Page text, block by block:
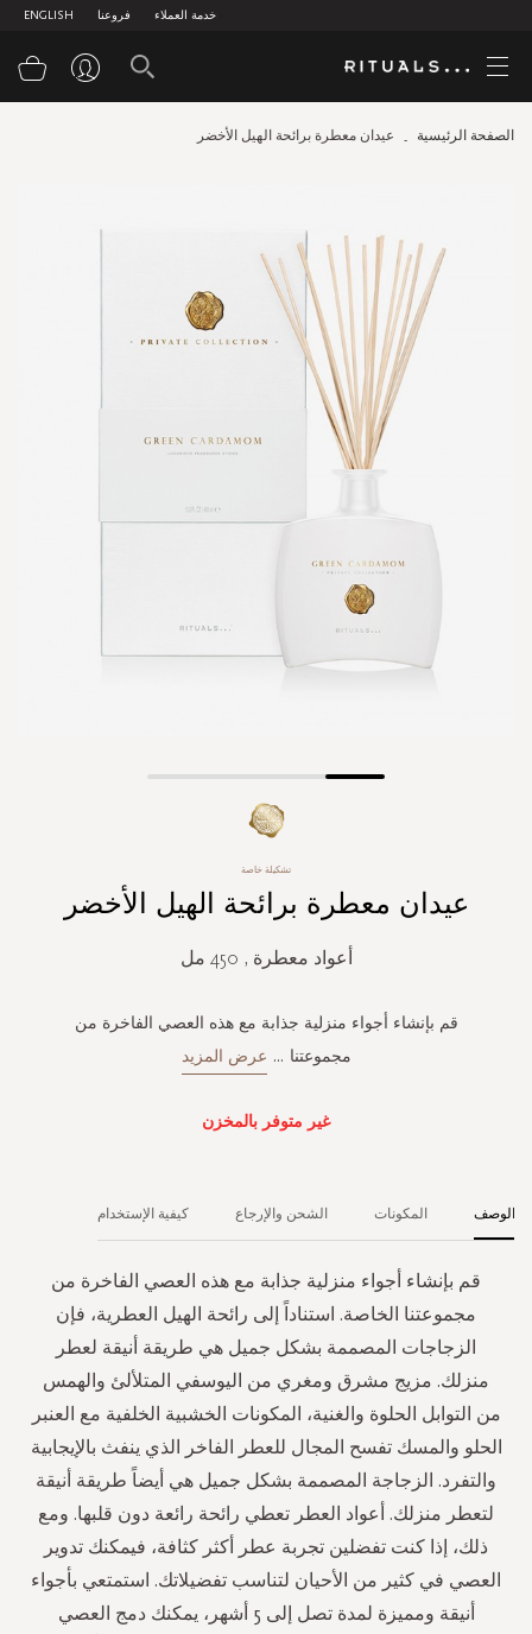
ENGLISH فروعنا خدمة العملاء
الصفحة الرئيسية عيدان معطرة برائحة الهيل الأخضر
تشكيلة خاصة
عيدان معطرة برائحة الهيل الأخضر
أعواد معطرة , 450 مل
قم بإنشاء أجواء منزلية جذابة مع هذه العصي الفاخرة من
مجموعتنا ... عرض المزيد
غير متوفر بالمخزن
الوصف
قم بإنشاء أجواء منزلية جذابة مع هذه العصي الفاخرة من
مجموعتنا الخاصة. استناداً إلى رائحة الهيل العطرية، فإن
الزجاجات المصممة بشكل جميل هي طريقة أنيقة لعطر
منزلك. مزيج مشرق ومغري من اليوسفي المتلألئ والهمس
من التوابل الحلوة والغنية، المكونات الخشبية الخلفية مع العنبر
الحلو والمسك تفسح المجال للعطر الفاخر الذي ينفث بالإيجابية
والتفرد. الزجاجة المصممة بشكل جميل هي أيضاً طريقة أنيقة
لتعطر منزلك. أعواد العطر تعطي رائحة رائعة دون قلبها. ومع
ذلك، إذا كنت تفضلين تجربة عطر أكثر كثافة، فيمكنك تدوير
العصي في كثير من الأحيان لتناسب تفضيلاتك. استمتعي بأجواء
أنيقة ومميزة لمدة تصل إلى 5 أشهر، يمكنك دمج العصي
المكونات الشحن والإرجاع كيفية الإستخدام